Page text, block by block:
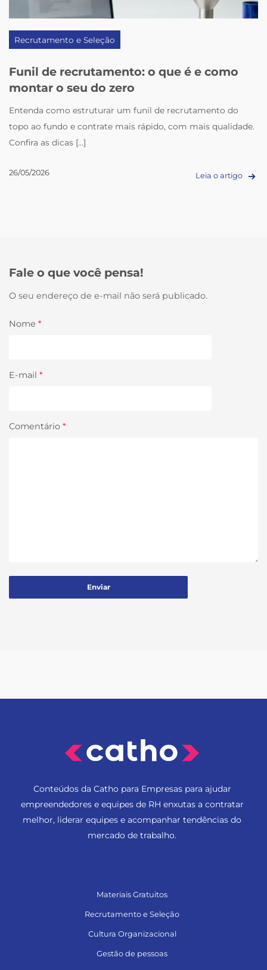
Recrutamento e Seleção
Funil de recrutamento: o que é e como
montar o seu do zero
Entenda como estruturar um funil de recrutamento do
topo ao fundo e contrate mais rápido, com mais qualidade.
Confira as dicas [...]
26/05/2026 Leia o artigo
Fale o que você pensa!
O seu endereço de e-mail não será publicado.
Nome *
E-mail *
Comentário *
Conteúdos da Catho para Empresas para ajudar
empreendedores e equipes de RH enxutas a contratar
melhor, liderar equipes e acompanhar tendências do
mercado de trabalho.
Materiais Gratuitos
Recrutamento e Seleção
Cultura Organizacional
Gestão de pessoas